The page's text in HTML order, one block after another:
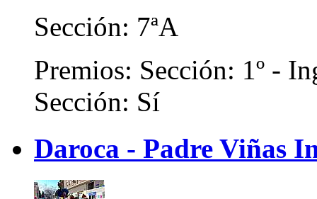
Sección: 7ªA
Premios: Sección: 1º -
Sección: Sí
Daroca - Padre Viñas